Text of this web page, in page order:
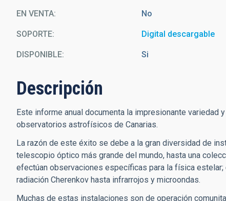
EN VENTA No
SOPORTE Digital descargable
DISPONIBLE Si
Descripción
Este informe anual documenta la impresionante
observatorios astrofísicos de Canarias.
La razón de este éxito se debe a la gran diversidad de
telescopio óptico más grande del mundo, hasta una
efectúan observaciones específicas para la física
radiación Cherenkov hasta infrarrojos y microondas.
Muchas de estas instalaciones son de operación